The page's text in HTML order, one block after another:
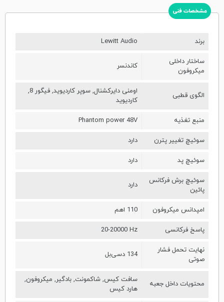
مشخصات فنی
برند Lewitt Audio
ساختار داخلی
میکروفون
کاندنسر
الگوی قطبی
اومنی دایرکشنال, سوپر کاردیوید, فیگور 8,
کاردیوید
منبع تغذیه Phantom power 48V
سوئیچ تغییر پترن دارد
سوئیچ پد دارد
سوئیچ برش فرکانس
پائین
دارد
امپدانس میکروفون 110 اهم
پاسخ فرکانسی 20-20000 Hz
نهایت تحمل فشار
صوتی
134 دسی‌بل
محتویات داخل جعبه
سافت کیس, شاکمونت, بادگیر, میکروفون,
هارد کیس